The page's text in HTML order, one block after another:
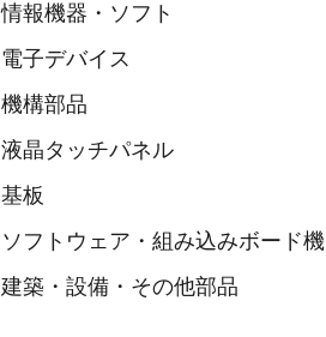
情報機器・ソフト
電子デバイス
機構部品
液晶タッチパネル
基板
ソフトウェア・組み込みボード機
建築・設備・その他部品